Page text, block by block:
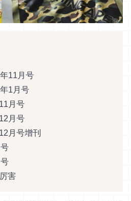
11月号
1月号
月号
月号
月号增刊
害